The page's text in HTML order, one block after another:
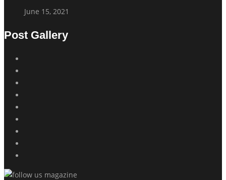
June 15, 2021
Post Gallery